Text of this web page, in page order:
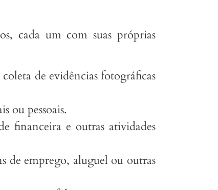
cada um com suas próprias
de evidências fotográficas
ou pessoais.
financeira e outras atividades
de emprego, aluguel ou outras